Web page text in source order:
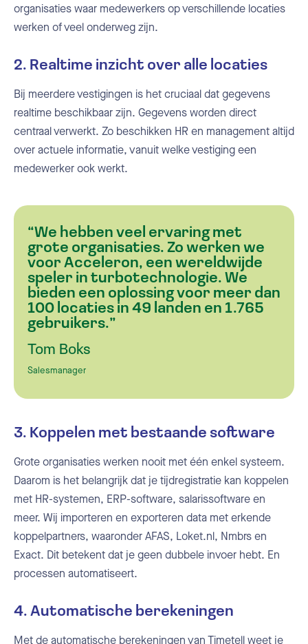
organisaties waar medewerkers op verschillende locaties
werken of veel onderweg zijn.
2. Realtime inzicht over alle locaties
Bij meerdere vestigingen is het cruciaal dat gegevens
realtime beschikbaar zijn. Gegevens worden direct
centraal verwerkt. Zo beschikken HR en management altijd
over actuele informatie, vanuit welke vestiging een
medewerker ook werkt.
“We hebben veel ervaring met
grote organisaties. Zo werken we
voor Acceleron, een wereldwijde
speler in turbotechnologie. We
bieden een oplossing voor meer dan
100 locaties in 49 landen en 1.765
gebruikers.”
Tom Boks
Salesmanager
3. Koppelen met bestaande software
Grote organisaties werken nooit met één enkel systeem.
Daarom is het belangrijk dat je tijdregistratie kan koppelen
met HR-systemen, ERP-software, salarissoftware en
meer. Wij importeren en exporteren data met erkende
koppelpartners, waaronder AFAS, Loket.nl, Nmbrs en
Exact. Dit betekent dat je geen dubbele invoer hebt. En
processen automatiseert.
4. Automatische berekeningen
Met deautomatische berekeningenvan Timetell weet je